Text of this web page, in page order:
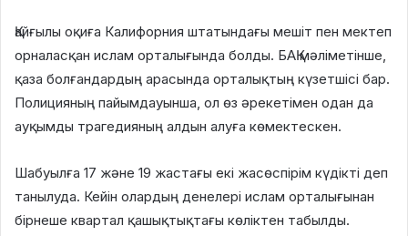
Қайғылы оқиға Калифорния штатындағы мешіт пен мектеп
орналасқан ислам орталығында болды. БАҚ мәліметінше,
қаза болғандардың арасында орталықтың күзетшісі бар.
Полицияның пайымдауынша, ол өз әрекетімен одан да
ауқымды трагедияның алдын алуға көмектескен.
Шабуылға 17 және 19 жастағы екі жасөспірім күдікті деп
танылуда. Кейін олардың денелері ислам орталығынан
бірнеше квартал қашықтықтағы көліктен табылды.